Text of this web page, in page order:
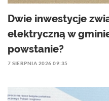
Dwie inwestycje
elektryczną w
powstanie?
7 SIERPNIA 2026 09:35